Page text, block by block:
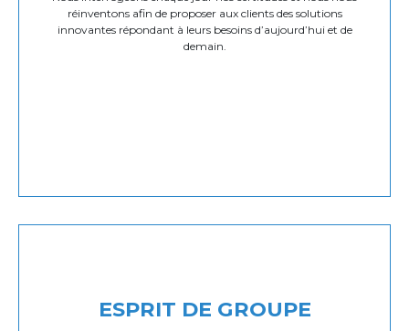
réinventons afin de proposer aux clients des solutions
innovantes répondant à leurs besoins d’aujourd’hui et de
demain.
ESPRIT DE GROUPE